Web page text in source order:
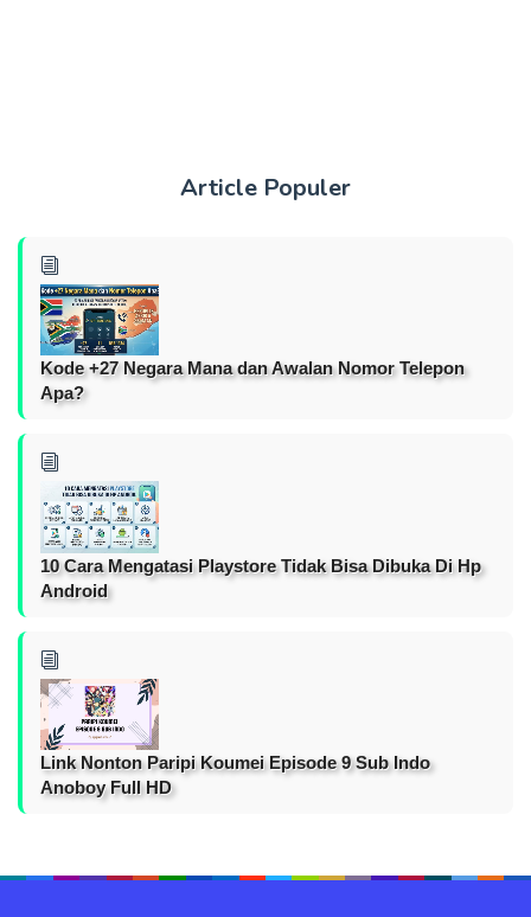
Article Populer
Kode +27 Negara Mana dan Awalan Nomor Telepon
Apa?
10 Cara Mengatasi Playstore Tidak Bisa Dibuka Di Hp
Android
Link Nonton Paripi Koumei Episode 9 Sub Indo
Anoboy Full HD